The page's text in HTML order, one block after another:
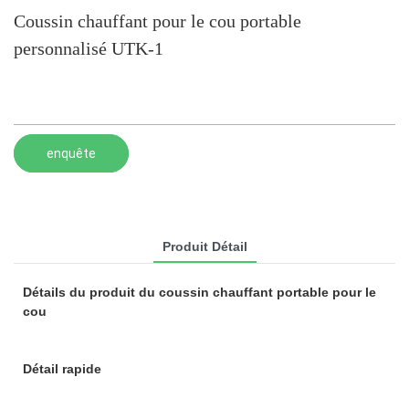
Coussin chauffant pour le cou portable
personnalisé UTK-1
enquête
Produit Détail
Détails du produit du coussin chauffant portable pour le
cou
Détail rapide